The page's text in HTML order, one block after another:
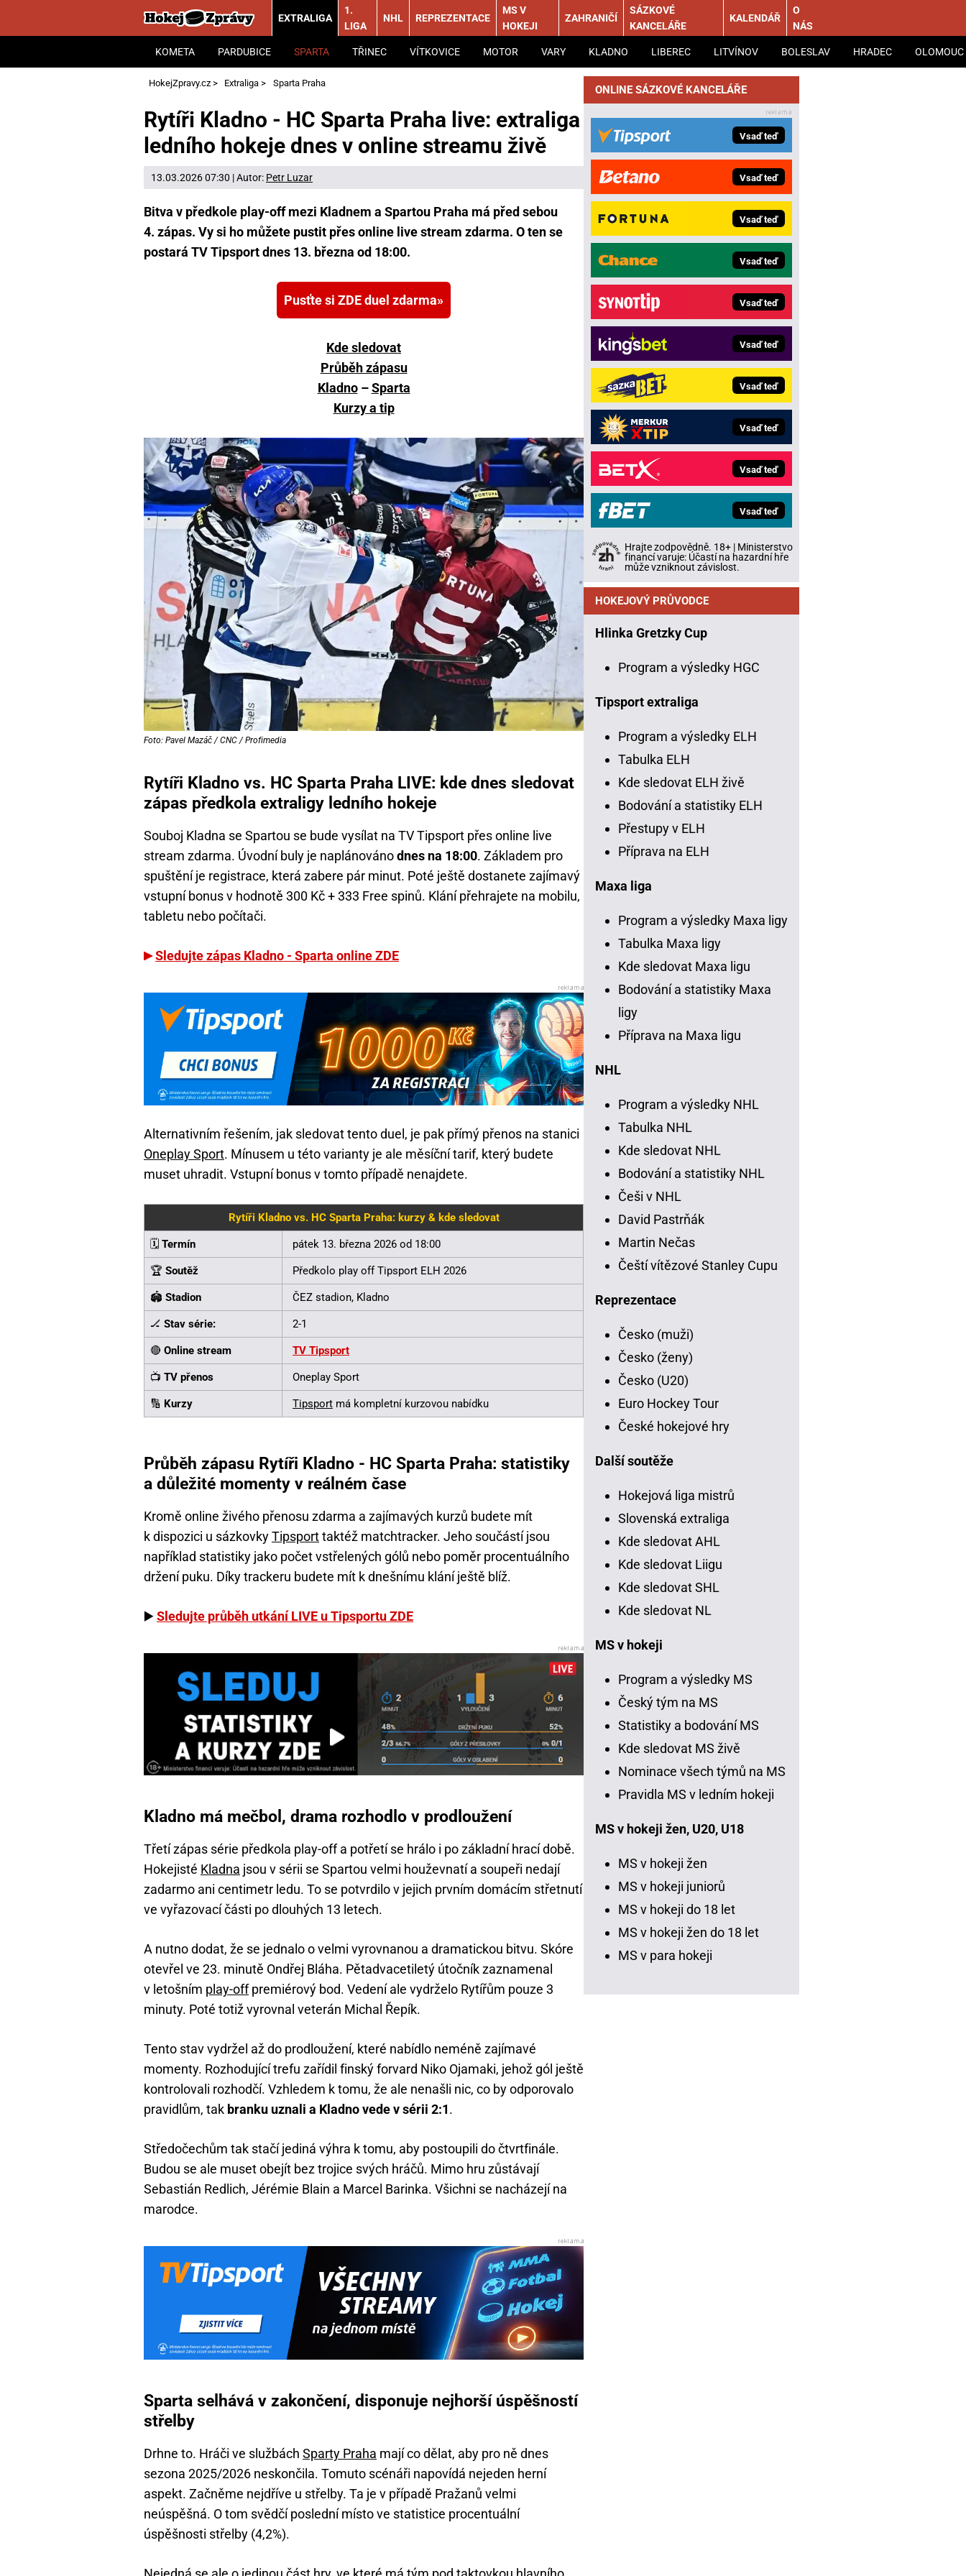
EXTRALIGA
KOMETA PARDUBICE SPARTA TŘINEC VÍTKOVICE MOTOR VARY KLADNO LIBEREC LITVÍNOV BOLESLAV HRADEC OLOMOUC
1.
LIGA
NHL REPREZENTACE
MS V
HOKEJI
ZAHRANIČÍ
SÁZKOVÉ
KANCELÁŘE
KALENDÁŘ
O
NÁS
HokejZpravy.cz > Extraliga > Sparta Praha
Rytíři Kladno - HC Sparta Praha live: extraliga
ledního hokeje dnes v online streamu živě
13.03.2026 07:30 | Autor: Petr Luzar
Bitva v předkole play-off mezi Kladnem a Spartou Praha má před sebou
4. zápas. Vy si ho můžete pustit přes online live stream zdarma. O ten se
postará TV Tipsport dnes 13. března od 18:00.
Pusťte si ZDE duel zdarma
Kde sledovat
Průběh zápasu
Kladno–Sparta
Kurzy a tip
Foto: Pavel Mazáč / CNC / Profimedia
Rytíři Kladno vs. HC Sparta Praha LIVE: kde dnes sledovat
zápas předkola extraligy ledního hokeje
Souboj Kladna se Spartou se bude vysílat na TV Tipsport přes online live
stream zdarma. Úvodní buly je naplánovánodnes na 18:00. Základem pro
spuštění je registrace, která zabere pár minut. Poté ještě dostanete zajímavý
vstupní bonus v hodnotě 300 Kč + 333 Free spinů. Klání přehrajete na mobilu,
tabletu nebo počítači.
Sledujte zápas Kladno - Sparta online ZDE
Alternativním řešením, jak sledovat tento duel, je pak přímý přenos na stanici
Oneplay Sport. Mínusem u této varianty je ale měsíční tarif, který budete
muset uhradit. Vstupní bonus v tomto případě nenajdete.
Rytíři Kladno vs. HC Sparta Praha: kurzy & kde sledovat
🗓️ Termín pátek 13. března 2026 od 18:00
🏆 Soutěž Předkolo play off Tipsport ELH 2026
🏟️ Stadion ČEZ stadion, Kladno
🏒 Stav série: 2-1
🔴 Online stream TV Tipsport
📺 TV přenos Oneplay Sport
🔢 Kurzy Tipsport má kompletní kurzovou nabídku
Průběh zápasu Rytíři Kladno - HC Sparta Praha: statistiky
a důležité momenty v reálném čase
Kromě online živého přenosu zdarma a zajímavých kurzů budete mít
k dispozici u sázkovkyTipsporttaktéž matchtracker. Jeho součástí jsou
například statistiky jako počet vstřelených gólů nebo poměr procentuálního
držení puku. Díky trackeru budete mít k dnešnímu klání ještě blíž.
▶️Sledujte průběh utkání LIVE u Tipsportu ZDE
Kladno má mečbol, drama rozhodlo v prodloužení
Třetí zápas série předkola play-off a potřetí se hrálo i po základní hrací době.
Hokejisté Kladna jsou v sérii se Spartou velmi houževnatí a soupeři nedají
zadarmo ani centimetr ledu. To se potvrdilo v jejich prvním domácím střetnutí
ve vyřazovací části po dlouhých 13 letech.
A nutno dodat, že se jednalo o velmi vyrovnanou a dramatickou bitvu. Skóre
otevřel ve 23. minutě Ondřej Bláha. Pětadvacetiletý útočník zaznamenal
v letošním play-offpremiérový bod. Vedení ale vydrželo Rytířům pouze 3
minuty. Poté totiž vyrovnal veterán Michal Řepík.
Tento stav vydržel až do prodloužení, které nabídlo neméně zajímavé
momenty. Rozhodující trefu zařídil finský forvard Niko Ojamaki, jehož gól ještě
kontrolovali rozhodčí. Vzhledem k tomu, že ale nenašli nic, co by odporovalo
pravidlům, tak branku uznali a Kladno vede v sérii 2:1.
Středočechům tak stačí jediná výhra k tomu, aby postoupili do čtvrtfinále.
Budou se ale muset obejít bez trojice svých hráčů. Mimo hru zůstávají
Sebastián Redlich, Jérémie Blain a Marcel Barinka. Všichni se nacházejí na
marodce.
Sparta selhává v zakončení, disponuje nejhorší úspěšností
střelby
Drhne to. Hráči ve službách Sparty Praha mají co dělat, aby pro ně dnes
sezona 2025/2026 neskončila. Tomuto scénáři napovídá nejeden herní
aspekt. Začněme nejdříve u střelby. Ta je v případě Pražanů velmi
neúspěšná. O tom svědčí poslední místo ve statistice procentuální
úspěšnosti střelby (4,2%).
ONLINE SÁZKOVÉ KANCELÁŘE
Vsaď teď
Vsaď teď
Vsaď teď
Vsaď teď
Vsaď teď
Vsaď teď
Vsaď teď
Vsaď teď
Vsaď teď
Vsaď teď
Hrajte zodpovědně. 18+ | Ministerstvo
financí varuje: Účastí na hazardní hře
může vzniknout závislost.
HOKEJOVÝ PRŮVODCE
Hlinka Gretzky Cup
Program a výsledky HGC
Tipsport extraliga
Program a výsledky ELH
Tabulka ELH
Kde sledovat ELH živě
Bodování a statistiky ELH
Přestupy v ELH
Příprava na ELH
Maxa liga
Program a výsledky Maxa ligy
Tabulka Maxa ligy
Kde sledovat Maxa ligu
Bodování a statistiky Maxa
ligy
Příprava na Maxa ligu
NHL
Program a výsledky NHL
Tabulka NHL
Kde sledovat NHL
Bodování a statistiky NHL
Češi v NHL
David Pastrňák
Martin Nečas
Čeští vítězové Stanley Cupu
Reprezentace
Česko (muži)
Česko (ženy)
Česko (U20)
Euro Hockey Tour
České hokejové hry
Další soutěže
Hokejová liga mistrů
Slovenská extraliga
Kde sledovat AHL
Kde sledovat Liigu
Kde sledovat SHL
Kde sledovat NL
MS v hokeji
Program a výsledky MS
Český tým na MS
Statistiky a bodování MS
Kde sledovat MS živě
Nominace všech týmů na MS
Pravidla MS v ledním hokeji
MS v hokeji žen, U20, U18
MS v hokeji žen
MS v hokeji juniorů
MS v hokeji do 18 let
MS v hokeji žen do 18 let
MS v para hokeji